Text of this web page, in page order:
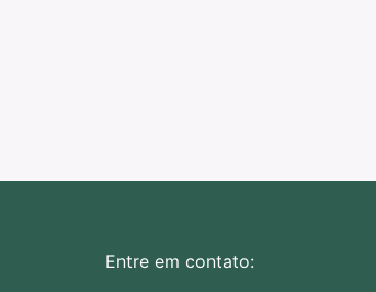
Entre em contato: